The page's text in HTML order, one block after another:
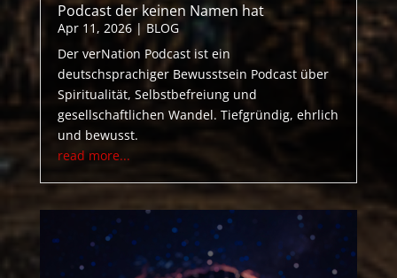
Podcast der keinen Namen hat
Apr 11, 2026| BLOG
Der verNation Podcast ist ein
deutschsprachiger Bewusstsein Podcast über
Spiritualität, Selbstbefreiung und
gesellschaftlichen Wandel. Tiefgründig, ehrlich
und bewusst.
read more...